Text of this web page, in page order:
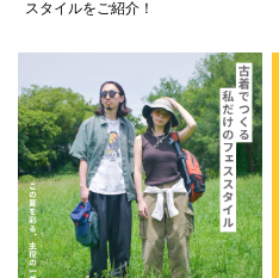
スタイルをご紹介！